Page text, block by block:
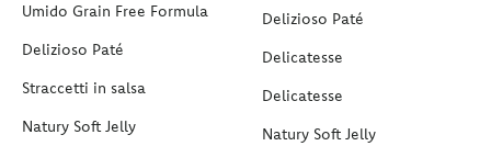
Umido Grain Free Formula
Delizioso Paté
Straccetti in salsa
Natury Soft Jelly
Delizioso Paté
Delicatesse
Delicatesse
Natury Soft Jelly